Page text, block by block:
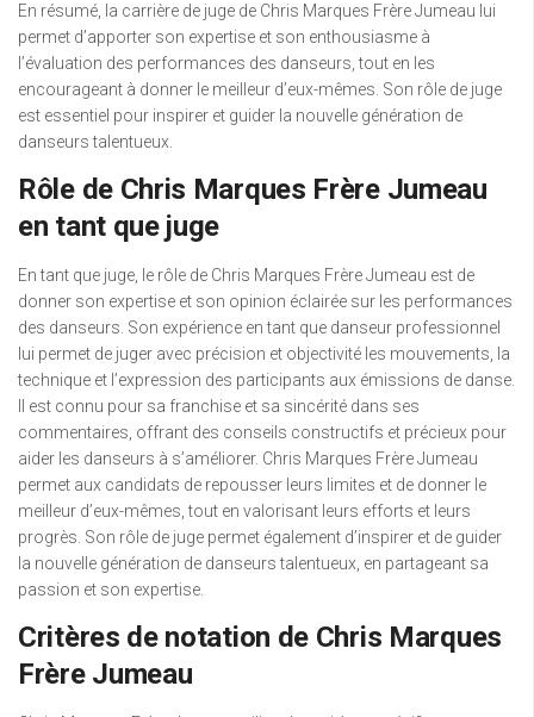
En résumé, la carrière de juge de Chris Marques Frère Jumeau lui
permet d’apporter son expertise et son enthousiasme à
l’évaluation des performances des danseurs, tout en les
encourageant à donner le meilleur d’eux-mêmes. Son rôle de juge
est essentiel pour inspirer et guider la nouvelle génération de
danseurs talentueux.
Rôle de Chris Marques Frère Jumeau
en tant que juge
En tant que juge, le rôle de Chris Marques Frère Jumeau est de
donner son expertise et son opinion éclairée sur les performances
des danseurs. Son expérience en tant que danseur professionnel
lui permet de juger avec précision et objectivité les mouvements, la
technique et l’expression des participants aux émissions de danse.
Il est connu pour sa franchise et sa sincérité dans ses
commentaires, offrant des conseils constructifs et précieux pour
aider les danseurs à s’améliorer. Chris Marques Frère Jumeau
permet aux candidats de repousser leurs limites et de donner le
meilleur d’eux-mêmes, tout en valorisant leurs efforts et leurs
progrès. Son rôle de juge permet également d’inspirer et de guider
la nouvelle génération de danseurs talentueux, en partageant sa
passion et son expertise.
Critères de notation de Chris Marques
Frère Jumeau